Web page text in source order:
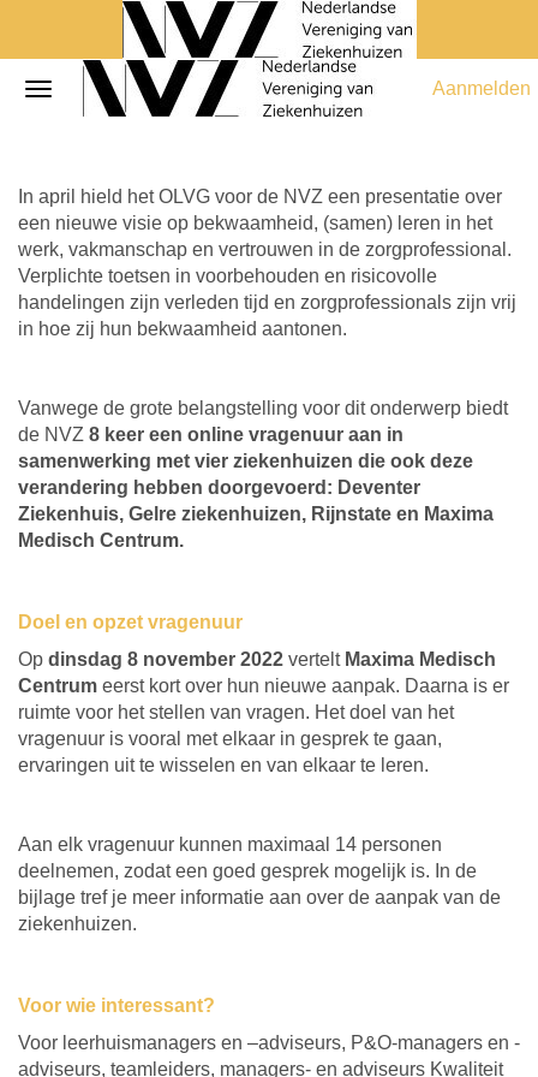
Aanmelden
In april hield het OLVG voor de NVZ een presentatie over
een nieuwe visie op bekwaamheid, (samen) leren in het
werk, vakmanschap en vertrouwen in de zorgprofessional.
Verplichte toetsen in voorbehouden en risicovolle
handelingen zijn verleden tijd en zorgprofessionals zijn vrij
in hoe zij hun bekwaamheid aantonen.
Vanwege de grote belangstelling voor dit onderwerp biedt
de NVZ 8 keer een online vragenuur aan in
samenwerking met vier ziekenhuizen die ook deze
verandering hebben doorgevoerd: Deventer
Ziekenhuis, Gelre ziekenhuizen, Rijnstate en Maxima
Medisch Centrum.
Doel en opzet vragenuur
Op dinsdag 8 november 2022 vertelt Maxima Medisch
Centrum eerst kort over hun nieuwe aanpak. Daarna is er
ruimte voor het stellen van vragen. Het doel van het
vragenuur is vooral met elkaar in gesprek te gaan,
ervaringen uit te wisselen en van elkaar te leren.
Aan elk vragenuur kunnen maximaal 14 personen
deelnemen, zodat een goed gesprek mogelijk is. In de
bijlage tref je meer informatie aan over de aanpak van de
ziekenhuizen.
Voor wie interessant?
Voor leerhuismanagers en –adviseurs, P&O-managers en -
adviseurs, teamleiders, managers- en adviseurs Kwaliteit